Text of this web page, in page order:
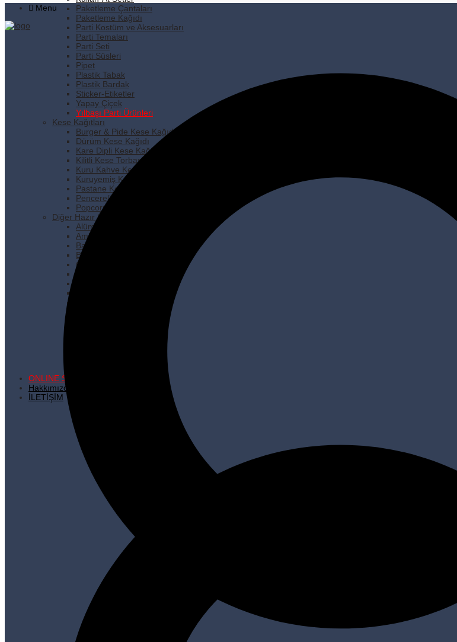
Paketleme Çantaları
Paketleme Kağıdı
Parti Kostüm ve Aksesuarları
Parti Temaları
Parti Seti
Parti Süsleri
Pipet
Plastik Tabak
Plastik Bardak
Sticker-Etiketler
Yapay Çiçek
Yılbaşı Parti Ürünleri
Kese Kağıtları
Burger & Pide Kese Kağıdı
Dürüm Kese Kağıdı
Kare Dipli Kese Kağıdı
Kilitli Kese Torbası
Kuru Kahve Kese Kağıdı
Kuruyemiş Kese Kağıdı
Pastane Kese Kağıdı
Pencereli Kese Kağıdı
Popcorn Kese Kağıdı
Diğer Hazır Ürünler
Alüminyum Folyo
Ambalaj Lastiği
Bakkaliye Torbası
Buzdolabı Poşeti
Çöp Poşetleri
ONLINE SATIŞ
Hakkımızda
İLETİŞİM
Menu